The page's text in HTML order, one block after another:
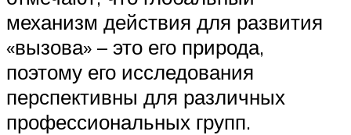
механизм действия для развития
«вызова» – это его природа,
поэтому его исследования
перспективны для различных
профессиональных групп.